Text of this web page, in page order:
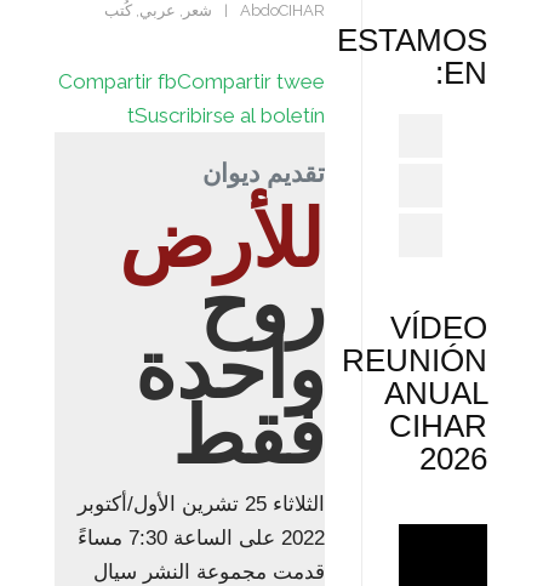
AbdoCIHAR
شعر , عربي, كُتب
Compartir fbCompartir twee
tSuscribirse al boletín
تقديم ديوان
للأرض
روح
واحدة
فقط
الثلاثاء 25 تشرين الأول/أكتوبر
2022 على الساعة 7:30 مساءً
قدمت مجموعة النشر سيال
ESTAMOS
EN:
VÍDEO
REUNIÓN
ANUAL
CIHAR
2026